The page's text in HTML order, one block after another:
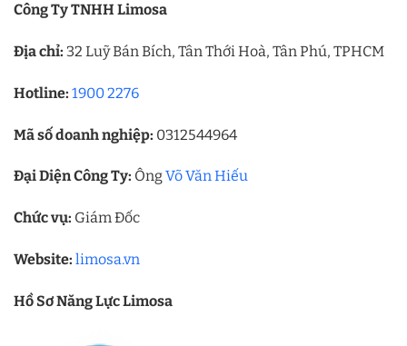
Công Ty TNHH Limosa
Địa chỉ: 32 Luỹ Bán Bích, Tân Thới Hoà, Tân Phú, TPHCM
Hotline: 1900 2276
Mã số doanh nghiệp: 0312544964
Đại Diện Công Ty: ÔngVõ Văn Hiếu
Chức vụ: Giám Đốc
Website: limosa.vn
Hồ Sơ Năng Lực Limosa